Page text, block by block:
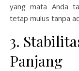
yang mata Anda
tetap mulus tanpa
3.
Panjang